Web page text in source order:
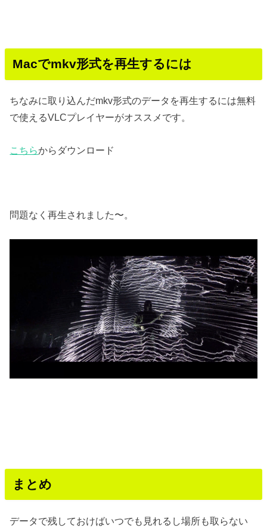
Macでmkv形式を再生するには
ちなみに取り込んだmkv形式のデータを再生するには無料
で使えるVLCプレイヤーがオススメです。
こちらからダウンロード
問題なく再生されました〜。
まとめ
データで残しておけばいつでも見れるし場所も取らない